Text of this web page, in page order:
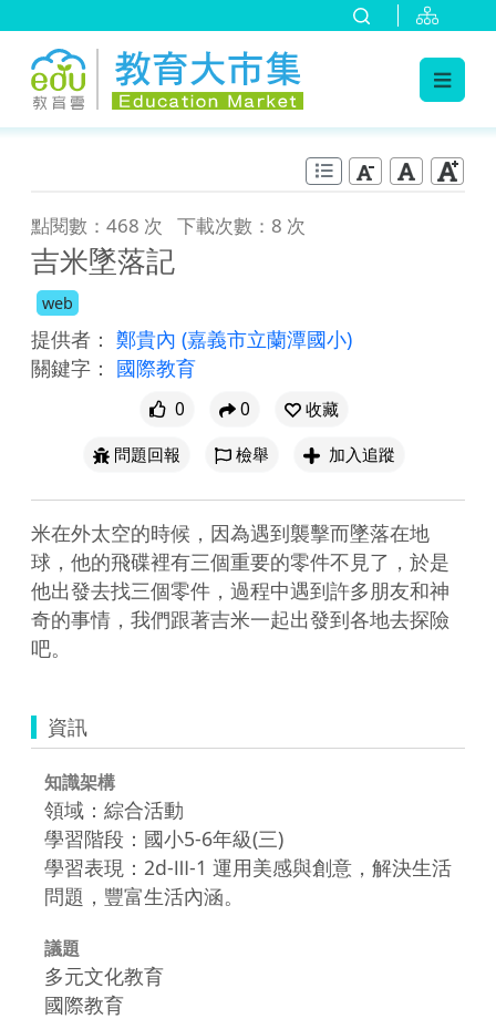
點閱數：468 次 下載次數：8 次
吉米墜落記
web
提供者： 鄭貴內 (嘉義市立蘭潭國小)
關鍵字： 國際教育
0 0
收藏
問題回報
檢舉 加入追蹤
米在外太空的時候，因為遇到襲擊而墜落在地
球，他的飛碟裡有三個重要的零件不見了，於是
他出發去找三個零件，過程中遇到許多朋友和神
奇的事情，我們跟著吉米一起出發到各地去探險
吧。
資訊
知識架構
領域：綜合活動
學習階段：國小5-6年級(三)
學習表現：2d-Ⅲ-1 運用美感與創意，解決生活
問題，豐富生活內涵。
議題
多元文化教育
國際教育